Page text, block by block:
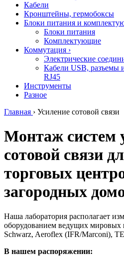
Кабели
Кронштейны, гермобоксы
Блоки питания и
Блоки питания
Комплектующие
Коммутация ›
Электрические
Кабели USB, разъемы
RJ45
Инструменты
Разное
Главная › Усиление сотовой связи
Монтаж систем
сотовой связи
торговых
загородных
Наша лаборатория располагает
оборудованием ведущих мировых
Schwarz, Aeroflex (IFR/Marconi),
В нашем распоряжении: